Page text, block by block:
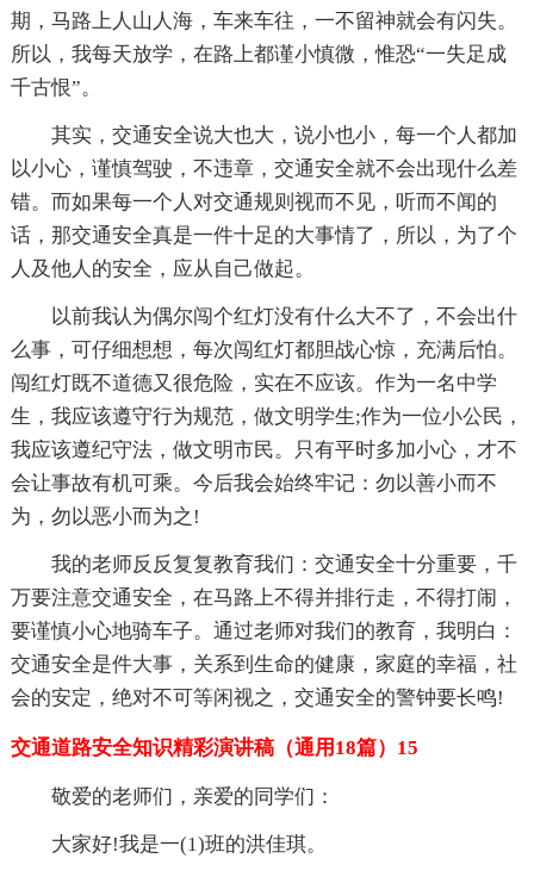
期，马路上人山人海，车来车往，一不留神就会有闪失。
所以，我每天放学，在路上都谨小慎微，惟恐“一失足成
千古恨”。
其实，交通安全说大也大，说小也小，每一个人都加
以小心，谨慎驾驶，不违章，交通安全就不会出现什么差
错。而如果每一个人对交通规则视而不见，听而不闻的
话，那交通安全真是一件十足的大事情了，所以，为了个
人及他人的安全，应从自己做起。
以前我认为偶尔闯个红灯没有什么大不了，不会出什
么事，可仔细想想，每次闯红灯都胆战心惊，充满后怕。
闯红灯既不道德又很危险，实在不应该。作为一名中学
生，我应该遵守行为规范，做文明学生;作为一位小公民，
我应该遵纪守法，做文明市民。只有平时多加小心，才不
会让事故有机可乘。今后我会始终牢记：勿以善小而不
为，勿以恶小而为之!
我的老师反反复复教育我们：交通安全十分重要，千
万要注意交通安全，在马路上不得并排行走，不得打闹，
要谨慎小心地骑车子。通过老师对我们的教育，我明白：
交通安全是件大事，关系到生命的健康，家庭的幸福，社
会的安定，绝对不可等闲视之，交通安全的警钟要长鸣!
交通道路安全知识精彩演讲稿（通用18篇）15
敬爱的老师们，亲爱的同学们：
大家好!我是一(1)班的洪佳琪。